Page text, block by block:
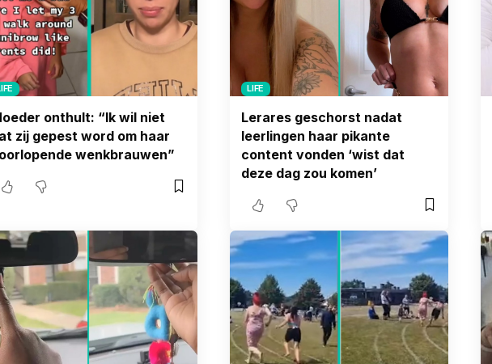
onthult: “Ik wil niet
zij gepest word om haar
wenkbrauwen”
LIFE
Lerares geschorst nadat
leerlingen haar pikante
content vonden ‘wist dat
deze dag zou komen’